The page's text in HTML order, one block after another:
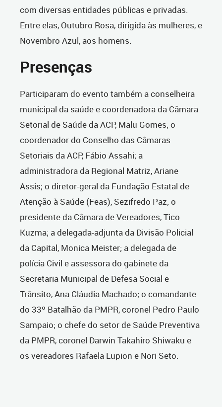
com diversas entidades públicas e privadas.
Entre elas, Outubro Rosa, dirigida às mulheres, e
Novembro Azul, aos homens.
Presenças
Participaram do evento também a conselheira
municipal da saúde e coordenadora da Câmara
Setorial de Saúde da ACP, Malu Gomes; o
coordenador do Conselho das Câmaras
Setoriais da ACP, Fábio Assahi; a
administradora da Regional Matriz, Ariane
Assis; o diretor-geral da Fundação Estatal de
Atenção à Saúde (Feas), Sezifredo Paz; o
presidente da Câmara de Vereadores, Tico
Kuzma; a delegada-adjunta da Divisão Policial
da Capital, Monica Meister; a delegada de
polícia Civil e assessora do gabinete da
Secretaria Municipal de Defesa Social e
Trânsito, Ana Cláudia Machado; o comandante
do 33º Batalhão da PMPR, coronel Pedro Paulo
Sampaio; o chefe do setor de Saúde Preventiva
da PMPR, coronel Darwin Takahiro Shiwaku e
os vereadores Rafaela Lupion e Nori Seto.